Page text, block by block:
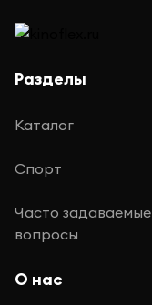
Разделы
Каталог
Спорт
Часто задаваемые
вопросы
О нас